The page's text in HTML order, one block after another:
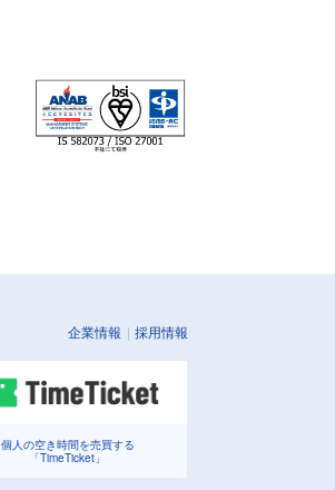
企業情報 採用情報
個人の空き時間を売買する
「TimeTicket」